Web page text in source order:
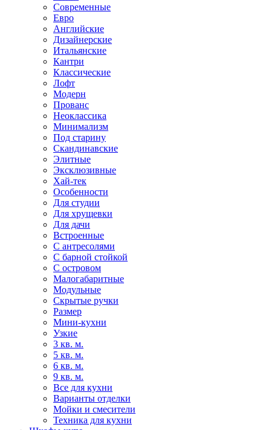
Современные
Евро
Английские
Дизайнерские
Итальянские
Кантри
Классические
Лофт
Модерн
Прованс
Неоклассика
Минимализм
Под старину
Скандинавские
Элитные
Эксклюзивные
Хай-тек
Особенности
Для студии
Для хрущевки
Для дачи
Встроенные
С антресолями
С барной стойкой
С островом
Малогабаритные
Модульные
Скрытые ручки
Размер
Мини-кухни
Узкие
3 кв. м.
5 кв. м.
6 кв. м.
9 кв. м.
Все для кухни
Варианты отделки
Мойки и смесители
Техника для кухни